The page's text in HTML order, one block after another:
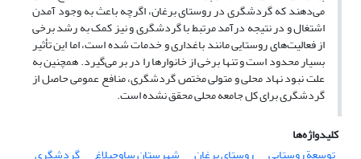
می‌دهند که گردشگری در روستای برغان، اگرچه باعث به وجود آمدن
اشتغال و در نتیجه درآمد مرتبط با گردشگری و نیز کمک به رشد برخی
از فعالیت‌های روستایی مانند باغداری و خدمات شده است، اما این تأثیر
بسیار محدود است و تنها برخی از خانوارها را در بر می‌گیرد. همچنین به
علت نبود نهاد محلی و متولی مختص گردشگری، منافع عمومی حاصل از
گردشگری برای کل جامعه محلی محقق نشده است.
کلیدواژه‌ها